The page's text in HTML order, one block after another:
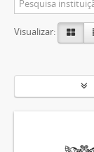
Visualizar: